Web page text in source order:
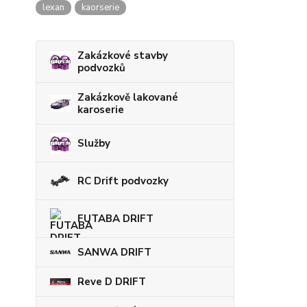
lexan
kaorserie
Zakázkové stavby
podvozků
Zakázkově lakované
karoserie
Služby
RC Drift podvozky
FUTABA DRIFT
SANWA DRIFT
Reve D DRIFT